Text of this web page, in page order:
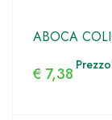
ABOCA
€ 7,38